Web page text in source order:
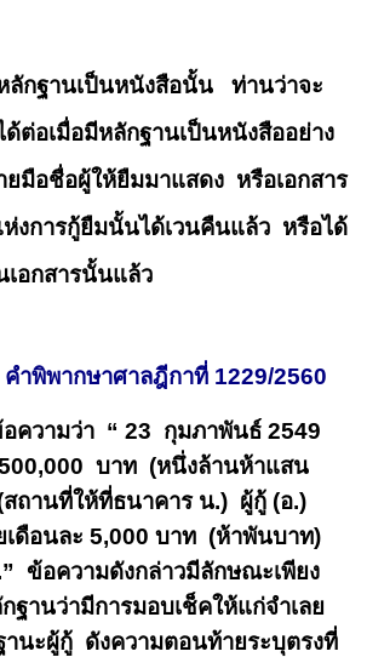
ลักฐานเป็นหนังสือนั้น ท่านว่าจะ
ด้ต่อเมื่อมีหลักฐานเป็นหนังสืออย่าง
ยมือชื่อผู้ให้ยืมมาแสดง หรือเอกสาร
งการกู้ยืมนั้นได้เวนคืนแล้ว หรือได้
เอกสารนั้นแล้ว
คำพิพากษาศาลฎีกาที่ 1229/2560
อความว่า “ 23 กุมภาพันธ์ 2549
บาท (หนึ่งล้านห้าแสน
ถานที่ให้ที่ธนาคาร น.) ผู้กู้ (อ.)
ดือนละ 5,000 บาท (ห้าพันบาท)
ข้อความดังกล่าวมีลักษณะเพียง
ฐานว่ามีการมอบเช็คให้แก่จำเลย
านะผู้กู้ ดังความตอนท้ายระบุตรงที่